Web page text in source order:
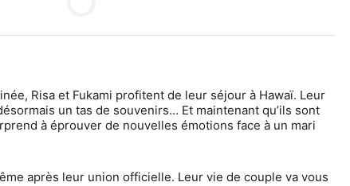
Risa et Fukami profitent de leur séjour à Hawaï. Leur
un tas de souvenirs… Et maintenant qu’ils sont
à éprouver de nouvelles émotions face à un mari
après leur union officielle. Leur vie de couple va vous